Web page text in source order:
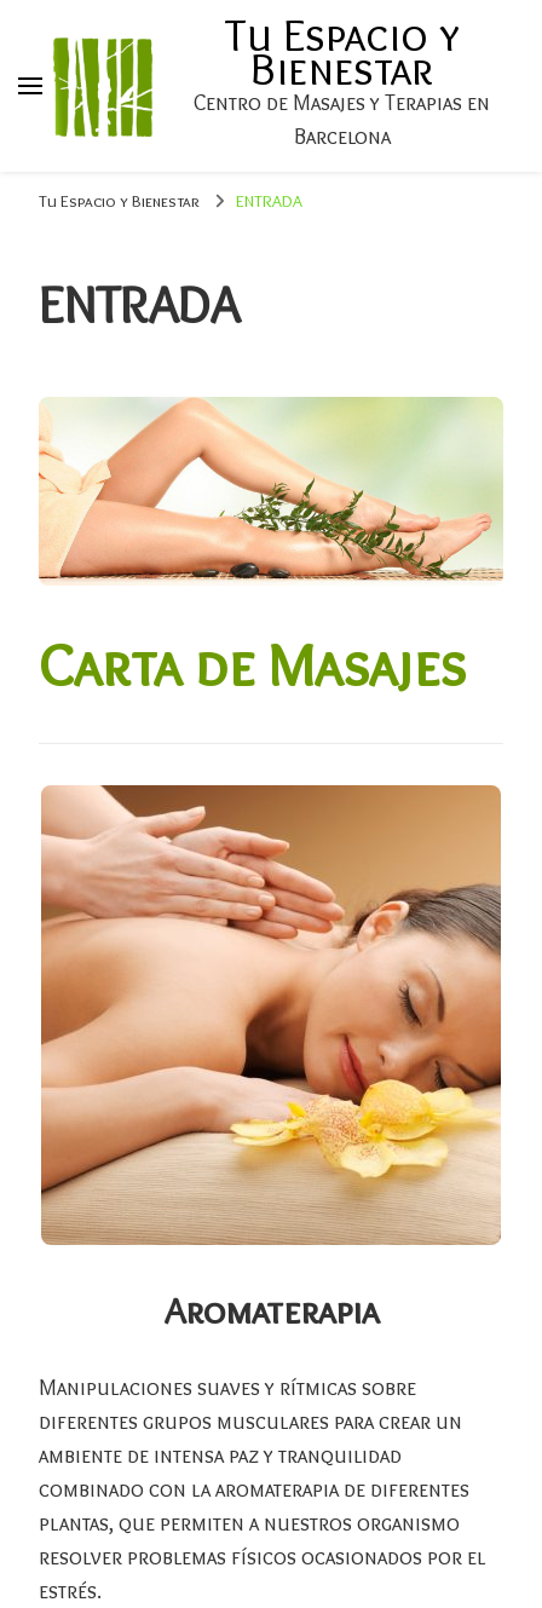
Tu Espacio y
Bienestar
Centro de Masajes y Terapias en
Barcelona
Tu Espacio y Bienestar ENTRADA
ENTRADA
Carta de Masajes
Aromaterapia
Manipulaciones suaves y rítmicas sobre
diferentes grupos musculares para crear un
ambiente de intensa paz y tranquilidad
combinado con la aromaterapia de diferentes
plantas, que permiten a nuestros organismo
resolver problemas físicos ocasionados por el
estrés.